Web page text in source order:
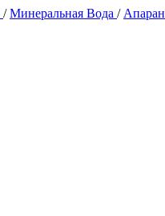
/Минеральная Вода / Апаран